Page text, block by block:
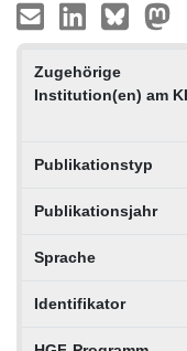
Zugehörige
Institution(en) am
Publikationstyp
Publikationsjahr
Sprache
Identifikator